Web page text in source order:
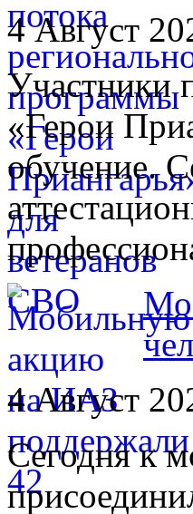
4 Август
Участники
«Герои
обучение.
4 Август
Сегодня к